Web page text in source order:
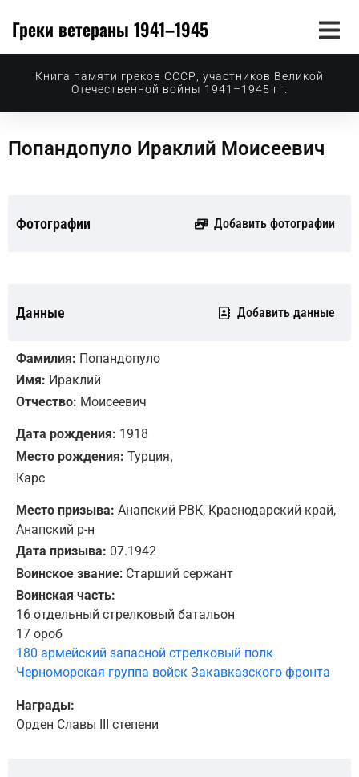
Греки ветераны 1941–1945
Книга памяти греков СССР, участников Великой
Отечественной войны 1941–1945 гг.
Попандопуло Ираклий Моисеевич
Фотографии Добавить фотографии
Данные Добавить данные
Фамилия: Попандопуло
Имя: Ираклий
Отчество: Моисеевич
Дата рождения: 1918
Место рождения: Турция,
Карс
Место призыва: Анапский РВК, Краснодарский край,
Анапский р-н
Дата призыва: 07.1942
Воинское звание: Старший сержант
Воинская часть:
16 отдельный стрелковый батальон
17 ороб
180 армейский запасной стрелковый полк
Черноморская группа войск Закавказского фронта
Награды:
Орден Славы III степени